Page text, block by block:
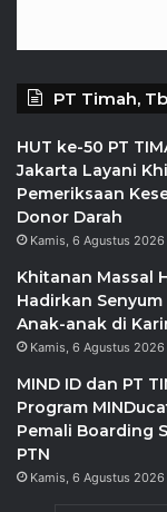
PT Timah,
HUT ke-50 PT
Jakarta Layani
Pemeriksaan
Donor Darah
Kamis, 6 Agustus 2026
Khitanan Massal
Hadirkan
Anak-anak di
Kamis, 6 Agustus 2026
MIND ID dan PT
Program
Pemali Boarding
PTN
Kamis, 6 Agustus 2026